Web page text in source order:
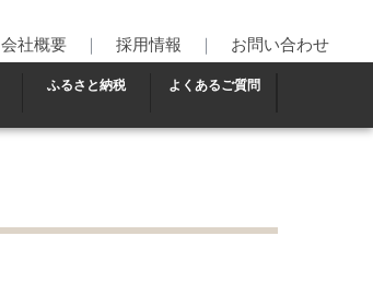
会社概要 ｜ 採用情報 ｜ お問い合わせ
ふるさと納税 よくあるご質問